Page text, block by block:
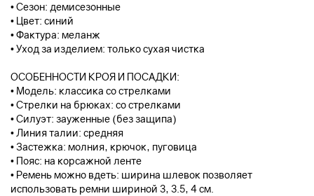
• Сезон: демисезонные
• Цвет: синий
• Фактура: меланж
• Уход за изделием: только сухая чистка
ОСОБЕННОСТИ КРОЯ И ПОСАДКИ:
• Модель: классика со стрелками
• Стрелки на брюках: со стрелками
• Силуэт: зауженные (без защипа)
• Линия талии: средняя
• Застежка: молния, крючок, пуговица
• Пояс: на корсажной ленте
• Ремень можно вдеть: ширина шлевок позволяет
использовать ремни шириной 3, 3.5, 4 см.